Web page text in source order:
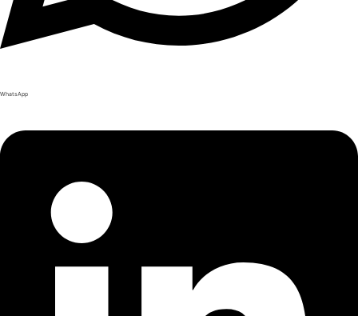
WhatsApp